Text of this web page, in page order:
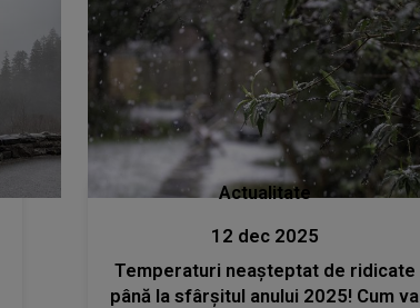
Actualitate
12 dec 2025
Temperaturi neașteptat de ridicate
până la sfârșitul anului 2025! Cum va